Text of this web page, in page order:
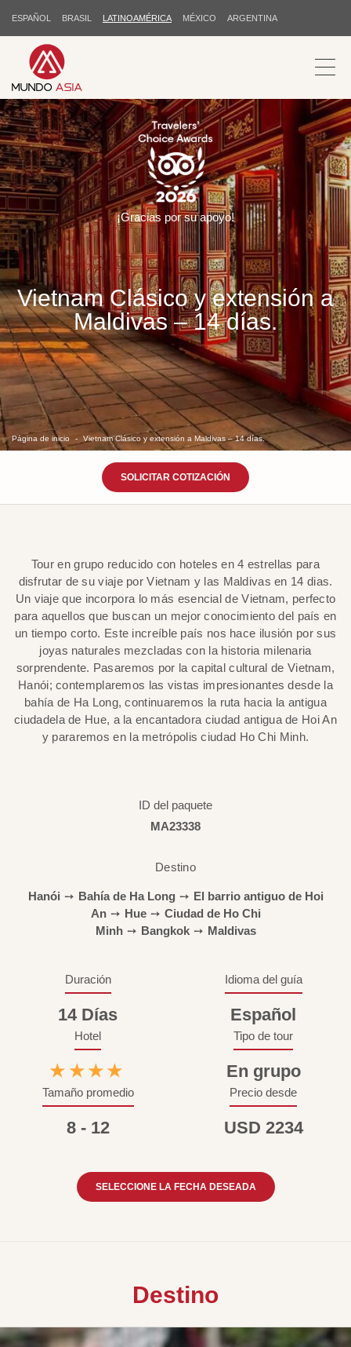
ESPAÑOL BRASIL LATINOAMÉRICA MÉXICO ARGENTINA
Vietnam Clásico y extensión a
Maldivas – 14 días.
Página de inicio Vietnam Clásico y extensión a Maldivas – 14 días.
¡Gracias por su apoyo!
SOLICITAR COTIZACIÓN
Tour en grupo reducido con hoteles en 4 estrellas para
disfrutar de su viaje por Vietnam y las Maldivas en 14 dias.
Un viaje que incorpora lo más esencial de Vietnam, perfecto
para aquellos que buscan un mejor conocimiento del país en
un tiempo corto. Este increíble país nos hace ilusión por sus
joyas naturales mezcladas con la historia milenaria
sorprendente. Pasaremos por la capital cultural de Vietnam,
Hanói; contemplaremos las vistas impresionantes desde la
bahía de Ha Long, continuaremos la ruta hacia la antigua
ciudadela de Hue, a la encantadora ciudad antigua de Hoi An
y pararemos en la metrópolis ciudad Ho Chi Minh.
ID del paquete
MA23338
Destino
Hanói ➙ Bahía de Ha Long ➙ El barrio antiguo de Hoi
An ➙ Hue ➙ Ciudad de Ho Chi
Minh ➙ Bangkok ➙ Maldivas
Duración
14 Días
Idioma del guía
Español
Hotel
★★★★
Tipo de tour
En grupo
Tamaño promedio
8 - 12
Precio desde
USD 2234
SELECCIONE LA FECHA DESEADA
Destino